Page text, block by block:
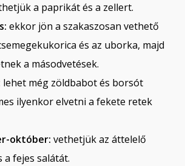
a paprikát és a zellert.
ekkor jön a szakaszosan vethető
és az uborka, majd
a másodvetések.
lehet még zöldbabot és borsót
ilyenkor elvetni a fekete retek
október: vethetjük az áttelelő
fejes salátát.